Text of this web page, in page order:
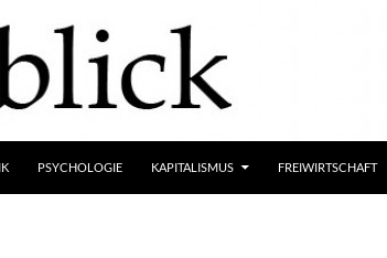
PSYCHOLOGIE KAPITALISMUS FREIWIRTSCHAFT